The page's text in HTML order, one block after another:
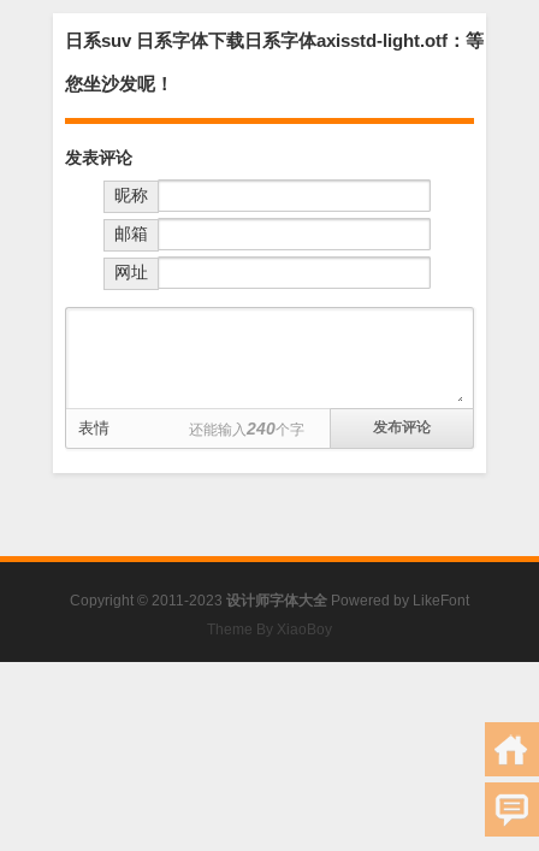
日系suv 日系字体下载日系字体axisstd-light.otf：等
您坐沙发呢！
发表评论
昵称
邮箱
网址
表情 还能输入 240个字
Copyright © 2011-2023 设计师字体大全 Powered by LikeFont
Theme By XiaoBoy